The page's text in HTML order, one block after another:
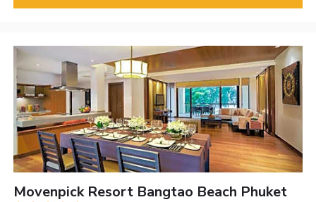
Movenpick Resort Bangtao Beach Phuket